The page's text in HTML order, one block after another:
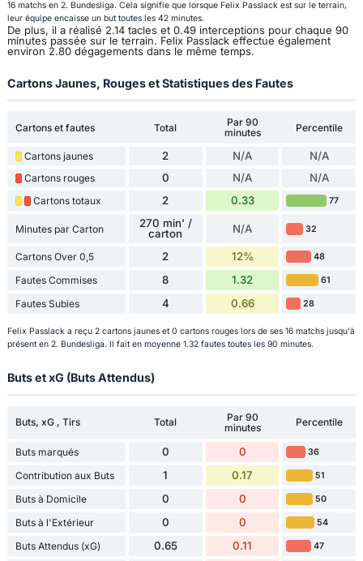
16 matchs en 2. Bundesliga. Cela signifie que lorsque Felix Passlack est sur le terrain,
leur équipe encaisse un but toutes les 42 minutes.
De plus, il a réalisé 2.14 tacles et 0.49 interceptions pour chaque 90
minutes passée sur le terrain. Felix Passlack effectue également
environ 2.80 dégagements dans le même temps.
Cartons Jaunes, Rouges et Statistiques des Fautes
Cartons et fautes Total
Par 90
minutes
Percentile
Cartons jaunes 2 N/A N/A
Cartons rouges 0 N/A N/A
Cartons totaux 2 0.33 77
Minutes par Carton
270 min' /
carton
N/A 32
Cartons Over 0,5 2 12% 48
Fautes Commises 8 1.32 61
Fautes Subies 4 0.66 28
Felix Passlack a reçu 2 cartons jaunes et 0 cartons rouges lors de ses 16 matchs jusqu'à
présent en 2. Bundesliga. Il fait en moyenne 1.32 fautes toutes les 90 minutes.
Buts et xG (Buts Attendus)
Buts, xG , Tirs Total
Par 90
minutes
Percentile
Buts marqués 0 0 36
Contribution aux Buts 1 0.17 51
Buts à Domicile 0 0 50
Buts à l'Extérieur 0 0 54
Buts Attendus (xG) 0.65 0.11 47